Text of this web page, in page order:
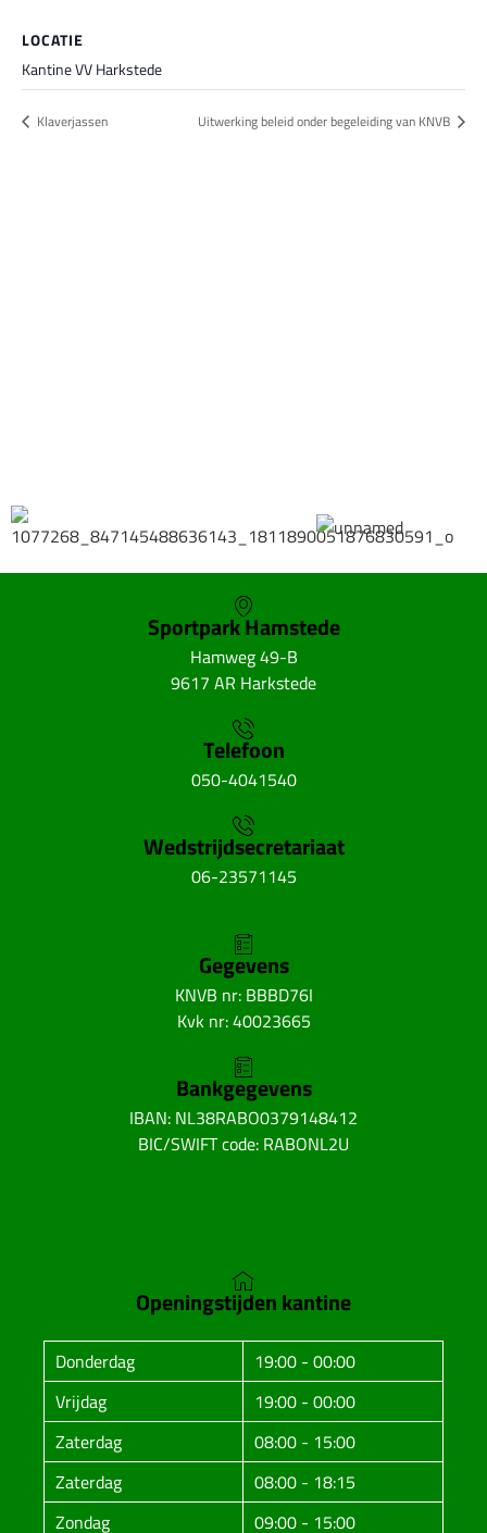
LOCATIE
Kantine VV Harkstede
Klaverjassen Uitwerking beleid onder begeleiding van KNVB
Sportpark Hamstede
Hamweg 49-B
9617 AR Harkstede
Telefoon
050-4041540
Wedstrijdsecretariaat
06-23571145
Gegevens
KNVB nr: BBBD76I
Kvk nr: 40023665
Bankgegevens
IBAN: NL38RABO0379148412
BIC/SWIFT code: RABONL2U
Openingstijden kantine
Donderdag
19:00 - 00:00
Vrijdag
19:00 - 00:00
Zaterdag
08:00 - 15:00
Zaterdag
08:00 - 18:15
Zondag
09:00 - 15:00